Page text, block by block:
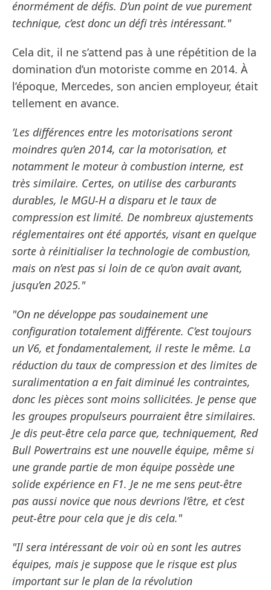
énormément de défis. D’un point de vue purement
technique, c’est donc un défi très intéressant."
Cela dit, il ne s’attend pas à une répétition de la
domination d’un motoriste comme en 2014. À
l’époque, Mercedes, son ancien employeur, était
tellement en avance.
’Les différences entre les motorisations seront
moindres qu’en 2014, car la motorisation, et
notamment le moteur à combustion interne, est
très similaire. Certes, on utilise des carburants
durables, le MGU-H a disparu et le taux de
compression est limité. De nombreux ajustements
réglementaires ont été apportés, visant en quelque
sorte à réinitialiser la technologie de combustion,
mais on n’est pas si loin de ce qu’on avait avant,
jusqu’en 2025."
"On ne développe pas soudainement une
configuration totalement différente. C’est toujours
un V6, et fondamentalement, il reste le même. La
réduction du taux de compression et des limites de
suralimentation a en fait diminué les contraintes,
donc les pièces sont moins sollicitées. Je pense que
les groupes propulseurs pourraient être similaires.
Je dis peut-être cela parce que, techniquement, Red
Bull Powertrains est une nouvelle équipe, même si
une grande partie de mon équipe possède une
solide expérience en F1. Je ne me sens peut-être
pas aussi novice que nous devrions l’être, et c’est
peut-être pour cela que je dis cela."
"Il sera intéressant de voir où en sont les autres
équipes, mais je suppose que le risque est plus
important sur le plan de la révolution